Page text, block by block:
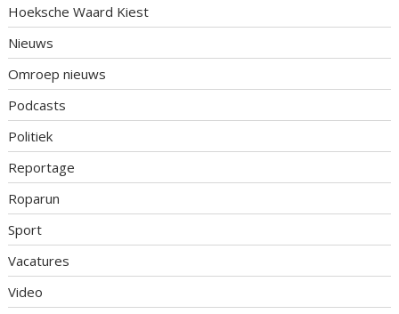
Hoeksche Waard Kiest
Nieuws
Omroep nieuws
Podcasts
Politiek
Reportage
Roparun
Sport
Vacatures
Video